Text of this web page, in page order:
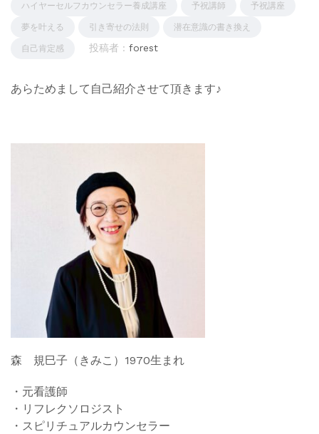
ハイヤーセルフカウンセラー養成講座 予祝講師 予祝講座
夢を叶える 引き寄せの法則 潜在意識の書き換え
自己肯定感 投稿者 : forest
あらためまして自己紹介させて頂きます♪
森 規巳子（きみこ）1970生まれ
・元看護師
・リフレクソロジスト
・スピリチュアルカウンセラー